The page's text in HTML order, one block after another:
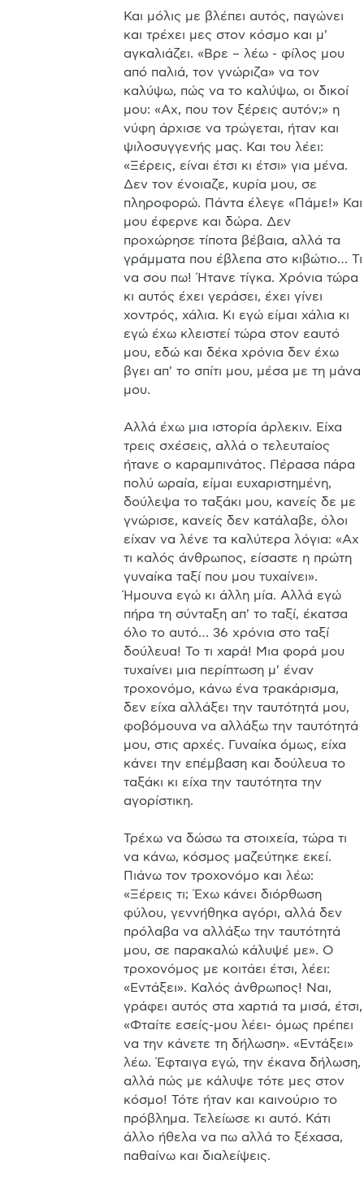
Και μόλις με βλέπει αυτός, παγώνει
και τρέχει μες στον κόσμο και μ'
αγκαλιάζει. «Βρε – λέω - φίλος μου
από παλιά, τον γνώριζα» να τον
καλύψω, πώς να το καλύψω, οι δικοί
μου: «Αχ, που τον ξέρεις αυτόν;» η
νύφη άρχισε να τρώγεται, ήταν και
ψιλοσυγγενής μας. Και του λέει:
«Ξέρεις, είναι έτσι κι έτσι» για μένα.
Δεν τον ένοιαζε, κυρία μου, σε
πληροφορώ. Πάντα έλεγε «Πάμε!» Και
μου έφερνε και δώρα. Δεν
προχώρησε τίποτα βέβαια, αλλά τα
γράμματα που έβλεπα στο κιβώτιο… Τι
να σου πω! Ήτανε τίγκα. Χρόνια τώρα
κι αυτός έχει γεράσει, έχει γίνει
χοντρός, χάλια. Κι εγώ είμαι χάλια κι
εγώ έχω κλειστεί τώρα στον εαυτό
μου, εδώ και δέκα χρόνια δεν έχω
βγει απ' το σπίτι μου, μέσα με τη μάνα
μου.
Αλλά έχω μια ιστορία άρλεκιν. Είχα
τρεις σχέσεις, αλλά ο τελευταίος
ήτανε ο καραμπινάτος. Πέρασα πάρα
πολύ ωραία, είμαι ευχαριστημένη,
δούλεψα το ταξάκι μου, κανείς δε με
γνώρισε, κανείς δεν κατάλαβε, όλοι
είχαν να λένε τα καλύτερα λόγια: «Αχ
τι καλός άνθρωπος, είσαστε η πρώτη
γυναίκα ταξί που μου τυχαίνει».
Ήμουνα εγώ κι άλλη μία. Αλλά εγώ
πήρα τη σύνταξη απ' το ταξί, έκατσα
όλο το αυτό… 36 χρόνια στο ταξί
δούλευα! Το τι χαρά! Μια φορά μου
τυχαίνει μια περίπτωση μ' έναν
τροχονόμο, κάνω ένα τρακάρισμα,
δεν είχα αλλάξει την ταυτότητά μου,
φοβόμουνα να αλλάξω την ταυτότητά
μου, στις αρχές. Γυναίκα όμως, είχα
κάνει την επέμβαση και δούλευα το
ταξάκι κι είχα την ταυτότητα την
αγορίστικη.
Τρέχω να δώσω τα στοιχεία, τώρα τι
να κάνω, κόσμος μαζεύτηκε εκεί.
Πιάνω τον τροχονόμο και λέω:
«Ξέρεις τι; Έχω κάνει διόρθωση
φύλου, γεννήθηκα αγόρι, αλλά δεν
πρόλαβα να αλλάξω την ταυτότητά
μου, σε παρακαλώ κάλυψέ με». Ο
τροχονόμος με κοιτάει έτσι, λέει:
«Εντάξει». Καλός άνθρωπος! Ναι,
γράφει αυτός στα χαρτιά τα μισά, έτσι,
«Φταίτε εσείς-μου λέει- όμως πρέπει
να την κάνετε τη δήλωση». «Εντάξει»
λέω. Έφταιγα εγώ, την έκανα δήλωση,
αλλά πώς με κάλυψε τότε μες στον
κόσμο! Τότε ήταν και καινούριο το
πρόβλημα. Τελείωσε κι αυτό. Κάτι
άλλο ήθελα να πω αλλά το ξέχασα,
παθαίνω και διαλείψεις.